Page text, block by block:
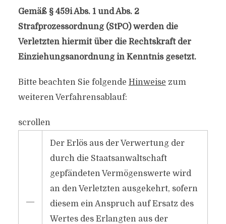
Gemäß § 459i Abs. 1 und Abs. 2
Strafprozessordnung (StPO) werden die
Verletzten hiermit über die Rechtskraft der
Einziehungsanordnung in Kenntnis gesetzt.
Bitte beachten Sie folgende Hinweise zum
weiteren Verfahrensablauf:
scrollen
―
Der Erlös aus der Verwertung der
durch die Staatsanwaltschaft
gepfändeten Vermögenswerte wird
an den Verletzten ausgekehrt, sofern
diesem ein Anspruch auf Ersatz des
Wertes des Erlangten aus der